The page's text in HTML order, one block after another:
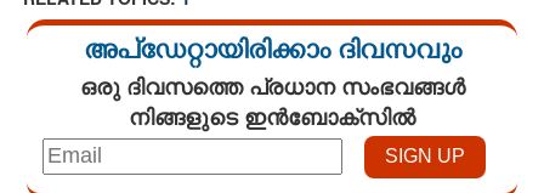
അപ്ഡേറ്റായിരിക്കാം ദിവസവും
ഒരു ദിവസത്തെ പ്രധാന സംഭവങ്ങൾ
നിങ്ങളുടെ ഇൻബോക്സിൽ
×